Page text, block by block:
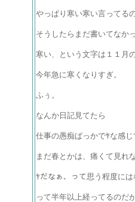
やっぱり寒い寒い言ってる
そうしたらまだ書いてなか
寒い、という文字は１１月
今年急に寒くなりすぎ。
ふぅ。
なんか日記見てたら
仕事の愚痴ばっかでﾔな感
まだ春とかは、痛くて見れ
ﾔだなぁ、って思う程度に
って半年以上経ってるのだ